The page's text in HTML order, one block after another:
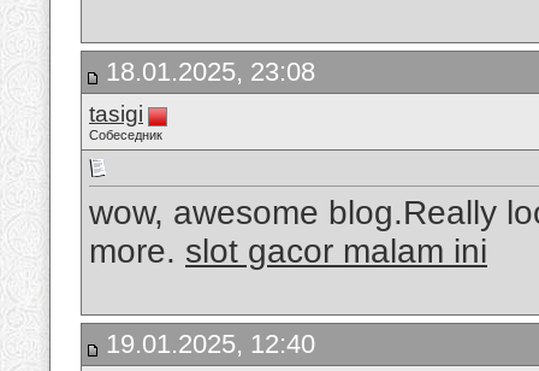
18.01.2025, 23:08
tasigi
Собеседник
wow, awesome blog.Really
more. slot gacor malam ini
19.01.2025, 12:40